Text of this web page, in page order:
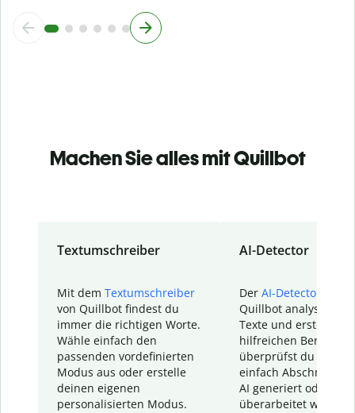
Machen Sie alles mit Quillbot
Textumschreiber
Mit dem Textumschreiber
von Quillbot findest du
immer die richtigen Worte.
Wähle einfach den
passenden vordefinierten
Modus aus oder erstelle
deinen eigenen
personalisierten Modus.
AI-Detector
Der AI-Detector
Quillbot analysiert
Texte und erstellt
hilfreichen Bericht.
überprüfst du
einfach Abschnitte,
AI generiert oder
überarbeitet wurden.